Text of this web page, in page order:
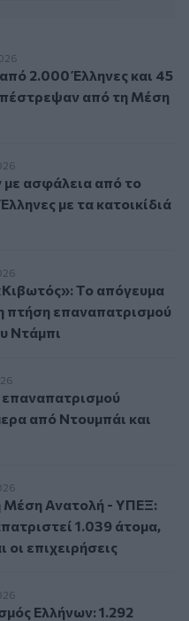
2.000 Έλληνες και 45
2.000 Έλληνες και 45
από τη Μέση
ασφάλεια από το
ασφάλεια από το
με τα κατοικίδιά
Το απόγευμα
Το απόγευμα
πτήση επαναπατρισμού
Ντάμπι
Ελλήνων
επαναπατρισμού
από Ντουμπάι και
Ανατολή - ΥΠΕΞ: Έχουν
Μέση Ανατολή - ΥΠΕΞ:
1.039 άτομα,
οι επιχειρήσεις
Ελλήνων: 1.292
Ελλήνων: 1.292